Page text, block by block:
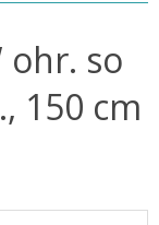
ohr. so
150 cm